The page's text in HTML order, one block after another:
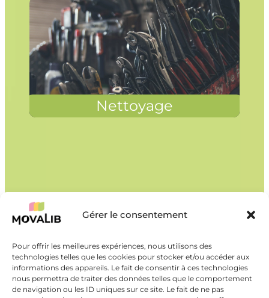
Gérer le consentement
Pour offrir les meilleures expériences, nous utilisons des
technologies telles que les cookies pour stocker et/ou accéder aux
informations des appareils. Le fait de consentir à ces technologies
nous permettra de traiter des données telles que le comportement
de navigation ou les ID uniques sur ce site. Le fait de ne pas
Nettoyage